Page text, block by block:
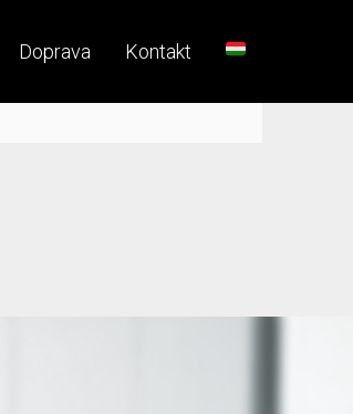
Doprava Kontakt